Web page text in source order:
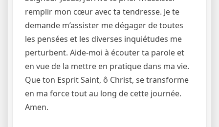
remplir mon cœur avec ta tendresse. Je te
demande m’assister me dégager de toutes
les pensées et les diverses inquiétudes me
perturbent. Aide-moi à écouter ta parole et
en vue de la mettre en pratique dans ma vie.
Que ton Esprit Saint, ô Christ, se transforme
en ma force tout au long de cette journée.
Amen.